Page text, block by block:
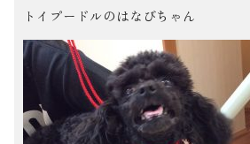
トイプードルのはなびちゃん